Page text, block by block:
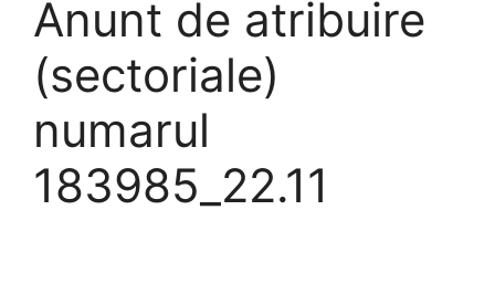
Anunt de atribuire
(sectoriale)
numarul
183985_22.11